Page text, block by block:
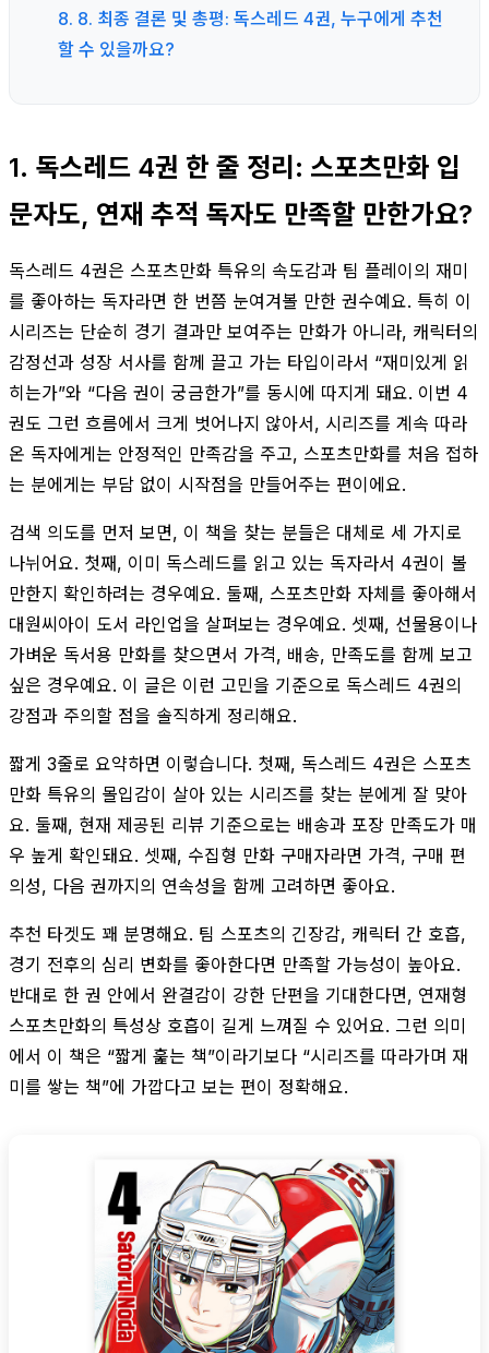
8. 8. 최종 결론 및 총평: 독스레드 4권, 누구에게 추천
할 수 있을까요?
1. 독스레드 4권 한 줄 정리: 스포츠만화 입
문자도, 연재 추적 독자도 만족할 만한가요?
독스레드 4권은 스포츠만화 특유의 속도감과 팀 플레이의 재미
를 좋아하는 독자라면 한 번쯤 눈여겨볼 만한 권수예요. 특히 이
시리즈는 단순히 경기 결과만 보여주는 만화가 아니라, 캐릭터의
감정선과 성장 서사를 함께 끌고 가는 타입이라서 “재미있게 읽
히는가”와 “다음 권이 궁금한가”를 동시에 따지게 돼요. 이번 4
권도 그런 흐름에서 크게 벗어나지 않아서, 시리즈를 계속 따라
온 독자에게는 안정적인 만족감을 주고, 스포츠만화를 처음 접하
는 분에게는 부담 없이 시작점을 만들어주는 편이에요.
검색 의도를 먼저 보면, 이 책을 찾는 분들은 대체로 세 가지로
나뉘어요. 첫째, 이미 독스레드를 읽고 있는 독자라서 4권이 볼
만한지 확인하려는 경우예요. 둘째, 스포츠만화 자체를 좋아해서
대원씨아이 도서 라인업을 살펴보는 경우예요. 셋째, 선물용이나
가벼운 독서용 만화를 찾으면서 가격, 배송, 만족도를 함께 보고
싶은 경우예요. 이 글은 이런 고민을 기준으로 독스레드 4권의
강점과 주의할 점을 솔직하게 정리해요.
짧게 3줄로 요약하면 이렇습니다. 첫째, 독스레드 4권은 스포츠
만화 특유의 몰입감이 살아 있는 시리즈를 찾는 분에게 잘 맞아
요. 둘째, 현재 제공된 리뷰 기준으로는 배송과 포장 만족도가 매
우 높게 확인돼요. 셋째, 수집형 만화 구매자라면 가격, 구매 편
의성, 다음 권까지의 연속성을 함께 고려하면 좋아요.
추천 타겟도 꽤 분명해요. 팀 스포츠의 긴장감, 캐릭터 간 호흡,
경기 전후의 심리 변화를 좋아한다면 만족할 가능성이 높아요.
반대로 한 권 안에서 완결감이 강한 단편을 기대한다면, 연재형
스포츠만화의 특성상 호흡이 길게 느껴질 수 있어요. 그런 의미
에서 이 책은 “짧게 훑는 책”이라기보다 “시리즈를 따라가며 재
미를 쌓는 책”에 가깝다고 보는 편이 정확해요.